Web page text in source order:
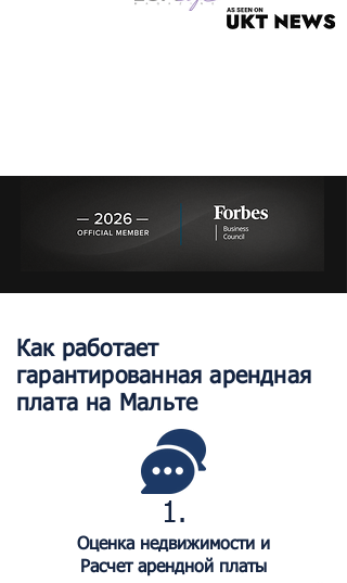
Как работает
гарантированная арендная
плата на Мальте
1.
Оценка недвижимости и
Расчет арендной платы